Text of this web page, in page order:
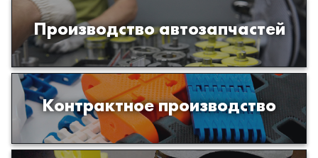
Производство автозапчастей
Разработка и производство деталей
из эластомеров для подвески
автомобиля
Контрактное производство
Производство изделий из пластиков
и полимеров по образцам либо
чертежам заказчика